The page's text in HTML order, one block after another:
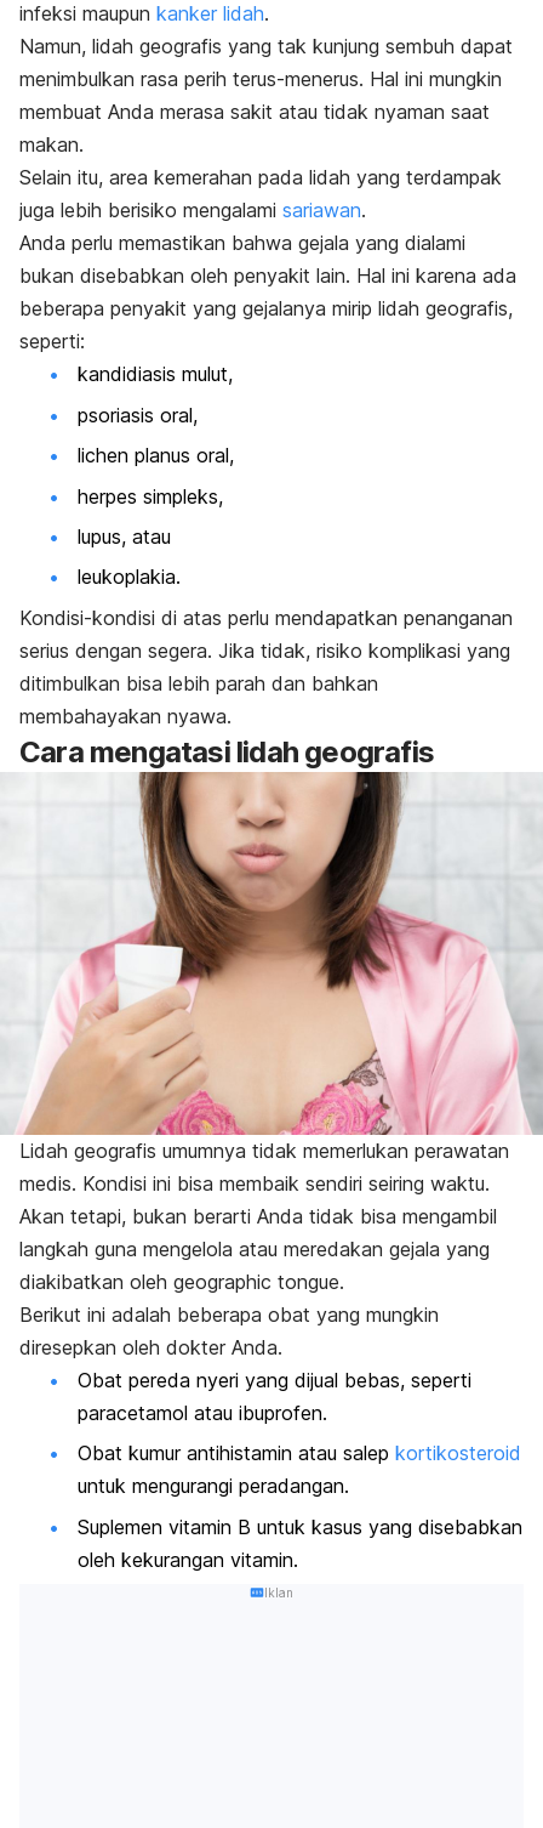
infeksi maupun kanker lidah.
Namun, lidah geografis yang tak kunjung sembuh dapat
menimbulkan rasa perih terus-menerus. Hal ini mungkin
membuat Anda merasa sakit atau tidak nyaman saat
makan.
Selain itu, area kemerahan pada lidah yang terdampak
juga lebih berisiko mengalami sariawan.
Anda perlu memastikan bahwa gejala yang dialami
bukan disebabkan oleh penyakit lain. Hal ini karena ada
beberapa penyakit yang gejalanya mirip lidah geografis,
seperti:
kandidiasis mulut,
psoriasis oral,
lichen planus oral,
herpes simpleks,
lupus, atau
leukoplakia.
Kondisi-kondisi di atas perlu mendapatkan penanganan
serius dengan segera. Jika tidak, risiko komplikasi yang
ditimbulkan bisa lebih parah dan bahkan
membahayakan nyawa.
Cara mengatasi lidah geografis
Lidah geografis umumnya tidak memerlukan perawatan
medis. Kondisi ini bisa membaik sendiri seiring waktu.
Akan tetapi, bukan berarti Anda tidak bisa mengambil
langkah guna mengelola atau meredakan gejala yang
diakibatkan oleh geographic tongue.
Berikut ini adalah beberapa obat yang mungkin
diresepkan oleh dokter Anda.
Obat pereda nyeri yang dijual bebas, seperti
paracetamol atau ibuprofen.
Obat kumur antihistamin atau salep kortikosteroid
untuk mengurangi peradangan.
Suplemen vitamin B untuk kasus yang disebabkan
oleh kekurangan vitamin.
Iklan